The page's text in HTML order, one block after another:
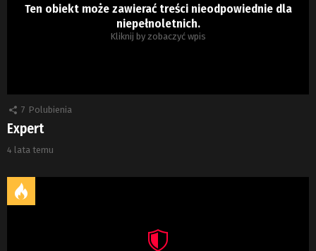
Ten obiekt może zawierać treści nieodpowiednie dla
niepełnoletnich.
Kliknij by zobaczyć wpis
7 Polubienia
Expert
4 lata temu